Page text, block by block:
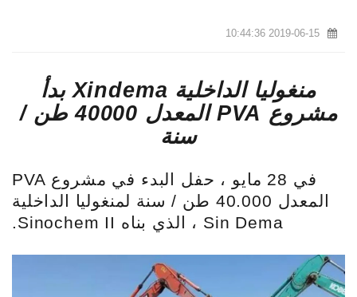
2019-06-15 10:44:36
منغوليا الداخلية Xindema بدأ
مشروع PVA المعدل 40000 طن /
سنة
في 28 مايو ، حفل البدء في مشروع PVA
المعدل 40.000 طن / سنة لمنغوليا الداخلية
Sin Dema ، الذي بناه Sinochem II.